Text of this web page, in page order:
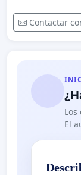
Contactar
El